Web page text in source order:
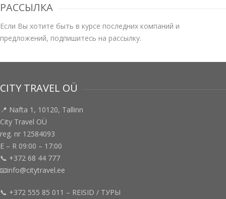
РАССЫЛКА
Если Вы хотите быть в курсе последних компаний и
предложений, подпишитесь на рассылку.
CITY TRAVEL OÜ
📍 Nafta 1, 10120, Tallinn
City Travel OÜ
reg. nr 12584093
E – R 09:00 – 17:00
📞 +372 68 44 777
📧info@citytravel.ee
📞 +372 555 85 011 – REISID / ТУРЫ